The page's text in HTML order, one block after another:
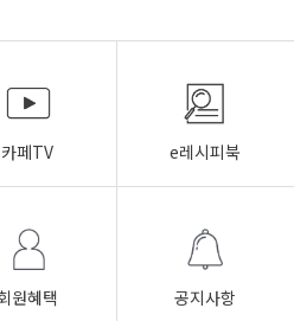
카페TV e레시피북
원혜택 공지사항